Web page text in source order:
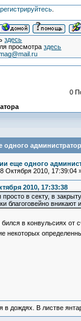
.
здесь
просмотраздесь
0
одного
еще одного
Октября 2010, 17:39:04
2010, 17:33:38
в секту, в
благоговейно
в конвульсиях от
некоторых
в дождях. В листве